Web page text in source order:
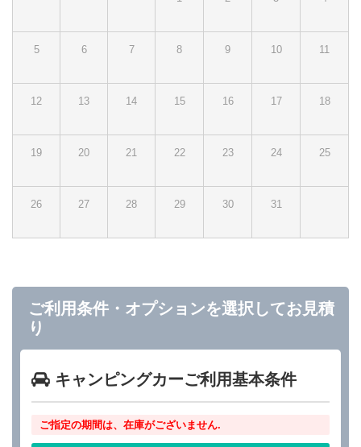
5 6 7 8 9 10 11
12 13 14 15 16 17 18
19 20 21 22 23 24 25
26 27 28 29 30 31
ご利用条件・オプションを選択してお見積
り
キャンピングカーご利用基本条件
ご指定の期間は、在庫がございません.